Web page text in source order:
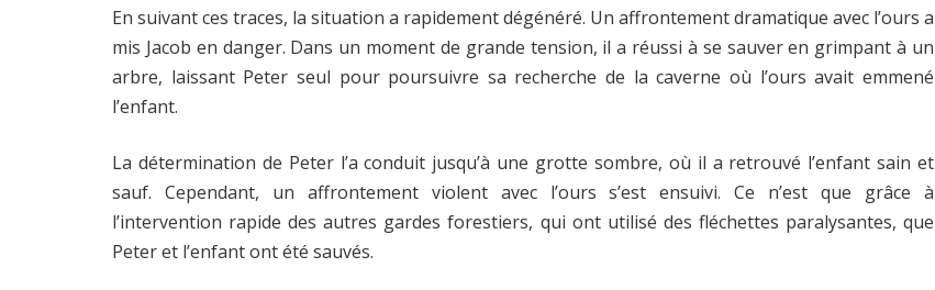
En suivant ces traces, la situation a rapidement dégénéré. Un affrontement dramatique avec l’ours a
mis Jacob en danger. Dans un moment de grande tension, il a réussi à se sauver en grimpant à un
arbre, laissant Peter seul pour poursuivre sa recherche de la caverne où l’ours avait emmené
l’enfant.
La détermination de Peter l’a conduit jusqu’à une grotte sombre, où il a retrouvé l’enfant sain et
sauf. Cependant, un affrontement violent avec l’ours s’est ensuivi. Ce n’est que grâce à
l’intervention rapide des autres gardes forestiers, qui ont utilisé des fléchettes paralysantes, que
Peter et l’enfant ont été sauvés.